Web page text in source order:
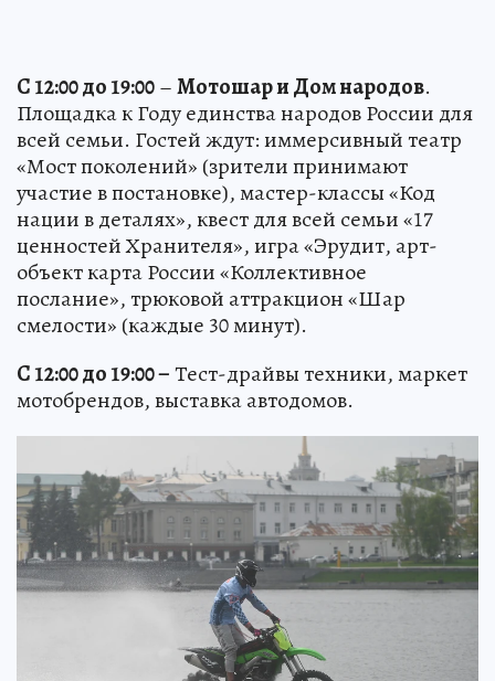
С 12:00 до 19:00–Мотошар и Дом народов.
Площадка к Году единства народов России для
всей семьи. Гостей ждут: иммерсивный театр
«Мост поколений» (зрители принимают
участие в постановке), мастер-классы «Код
нации в деталях», квест для всей семьи «17
ценностей Хранителя», игра «Эрудит, арт-
объект карта России «Коллективное
послание», трюковой аттракцион «Шар
смелости» (каждые 30 минут).
С 12:00 до 19:00 –Тест-драйвы техники, маркет
мотобрендов, выставка автодомов.